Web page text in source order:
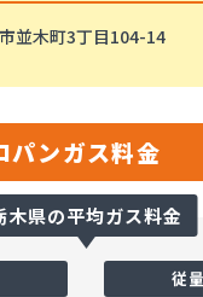
並木町3丁目104-14
パンガス料金
木県の平均ガス料金
従